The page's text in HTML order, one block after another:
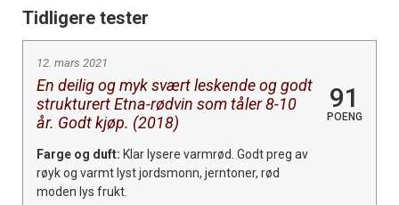
Tidligere tester
12. mars 2021
En deilig og myk svært leskende og godt
strukturert Etna-rødvin som tåler 8-10
år. Godt kjøp. (2018)
91
POENG
Farge og duft: Klar lysere varmrød. Godt preg av
røyk og varmt lyst jordsmonn, jerntoner, rød
moden lys frukt.